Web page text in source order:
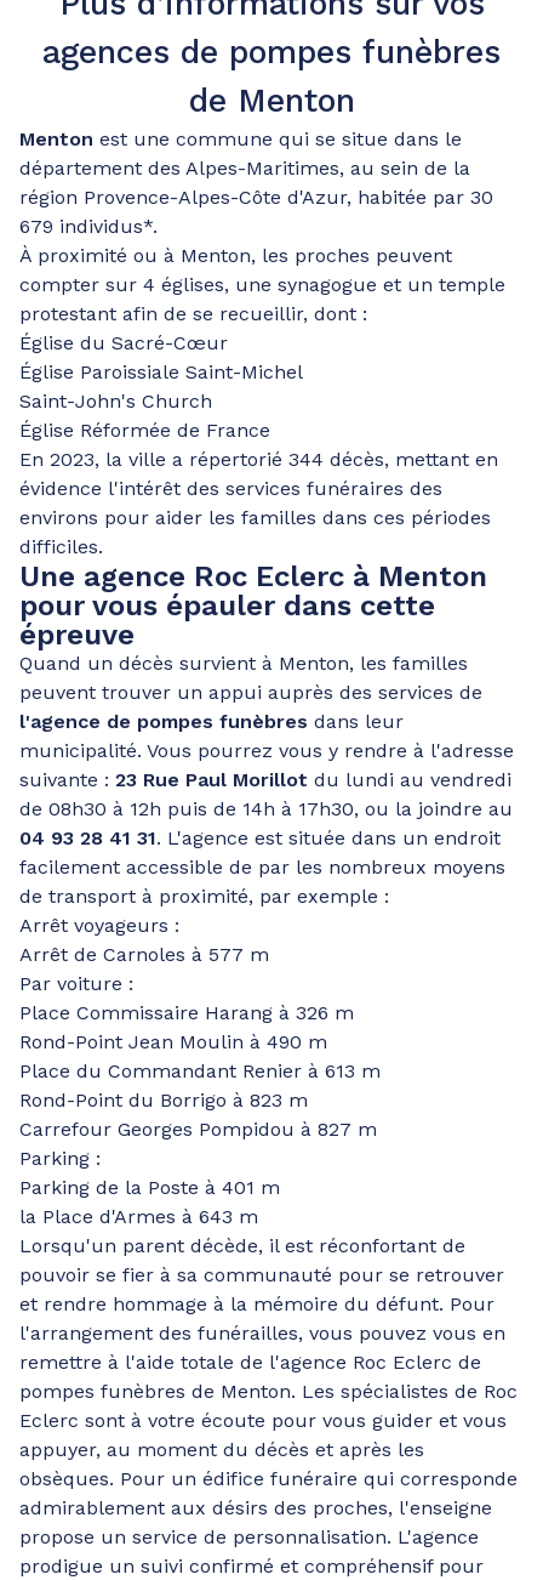
agences de pompes funèbres
de Menton
Menton est une commune qui se situe dans le
département des Alpes-Maritimes, au sein de la
région Provence-Alpes-Côte d'Azur, habitée par 30
679 individus*.
À proximité ou à Menton, les proches peuvent
compter sur 4 églises, une synagogue et un temple
protestant afin de se recueillir, dont :
Église du Sacré-Cœur
Église Paroissiale Saint-Michel
Saint-John's Church
Église Réformée de France
En 2023, la ville a répertorié 344 décès, mettant en
évidence l'intérêt des services funéraires des
environs pour aider les familles dans ces périodes
difficiles.
Une agence Roc Eclerc à Menton
pour vous épauler dans cette
épreuve
Quand un décès survient à Menton, les familles
peuvent trouver un appui auprès des services de
l'agence de pompes funèbres dans leur
municipalité. Vous pourrez vous y rendre à l'adresse
suivante : 23 Rue Paul Morillot du lundi au vendredi
de 08h30 à 12h puis de 14h à 17h30, ou la joindre au
04 93 28 41 31. L'agence est située dans un endroit
facilement accessible de par les nombreux moyens
de transport à proximité, par exemple :
Arrêt voyageurs :
Arrêt de Carnoles à 577 m
Par voiture :
Place Commissaire Harang à 326 m
Rond-Point Jean Moulin à 490 m
Place du Commandant Renier à 613 m
Rond-Point du Borrigo à 823 m
Carrefour Georges Pompidou à 827 m
Parking :
Parking de la Poste à 401 m
la Place d'Armes à 643 m
Lorsqu'un parent décède, il est réconfortant de
pouvoir se fier à sa communauté pour se retrouver
et rendre hommage à la mémoire du défunt. Pour
l'arrangement des funérailles, vous pouvez vous en
remettre à l'aide totale de l'agence Roc Eclerc de
pompes funèbres de Menton. Les spécialistes de Roc
Eclerc sont à votre écoute pour vous guider et vous
appuyer, au moment du décès et après les
obsèques. Pour un édifice funéraire qui corresponde
admirablement aux désirs des proches, l'enseigne
propose un service de personnalisation. L'agence
prodigue un suivi confirmé et compréhensif pour